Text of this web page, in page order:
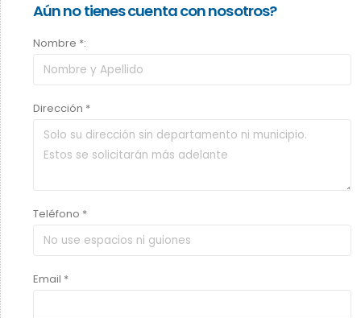
Aún no tienes cuenta con nosotros?
Nombre *:
Dirección *
Teléfono *
Email *